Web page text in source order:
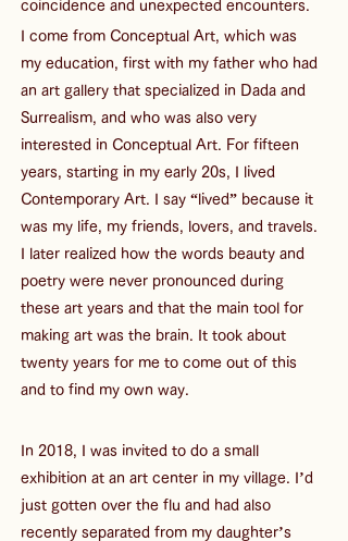
coincidence and unexpected encounters.
I come from Conceptual Art, which was
my education, first with my father who had
an art gallery that specialized in Dada and
Surrealism, and who was also very
interested in Conceptual Art. For fifteen
years, starting in my early 20s, I lived
Contemporary Art. I say “lived” because it
was my life, my friends, lovers, and travels.
I later realized how the words beauty and
poetry were never pronounced during
these art years and that the main tool for
making art was the brain. It took about
twenty years for me to come out of this
and to find my own way.
In 2018, I was invited to do a small
exhibition at an art center in my village. I’d
just gotten over the flu and had also
recently separated from my daughter’s